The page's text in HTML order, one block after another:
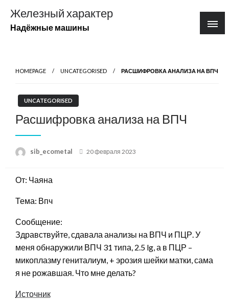
содержимому
Железный характер
Надёжные машины
HOMEPAGE UNCATEGORISED РАСШИФРОВКА АНАЛИЗА НА ВПЧ
UNCATEGORISED
Расшифровка анализа на ВПЧ
sib_ecometal
Posted
20 февраля 2023
От: Чаяна
Тема: Впч
Сообщение:
Здравствуйте, сдавала анализы на ВПЧ и ПЦР. У
меня обнаружили ВПЧ 31 типа, 2.5 lg, а в ПЦР –
микоплазму гениталиум, + эрозия шейки матки, сама
я не рожавшая. Что мне делать?
Источник